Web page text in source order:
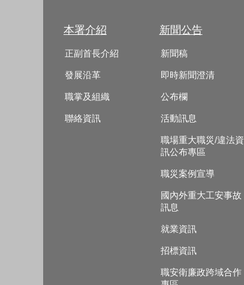
本署介紹
正副首長介紹
發展沿革
職掌及組織
聯絡資訊
新聞公告
新聞稿
即時新聞澄清
公布欄
活動訊息
職場重大職災/違法資
訊公布專區
職災案例宣導
國內外重大工安事故
訊息
就業資訊
招標資訊
職安衛廉政跨域合作